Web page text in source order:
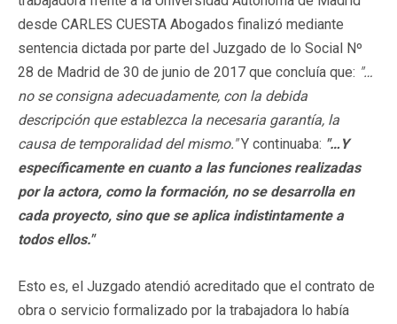
desde CARLES CUESTA Abogados finalizó mediante
sentencia dictada por parte del Juzgado de lo Social Nº
28 de Madrid de 30 de junio de 2017 que concluía que: "…
no se consigna adecuadamente, con la debida
descripción que establezca la necesaria garantía, la
causa de temporalidad del mismo."Y continuaba: "…Y
específicamente en cuanto a las funciones realizadas
por la actora, como la formación, no se desarrolla en
cada proyecto, sino que se aplica indistintamente a
todos ellos."
Esto es, el Juzgado atendió acreditado que el contrato de
obra o servicio formalizado por la trabajadora lo había